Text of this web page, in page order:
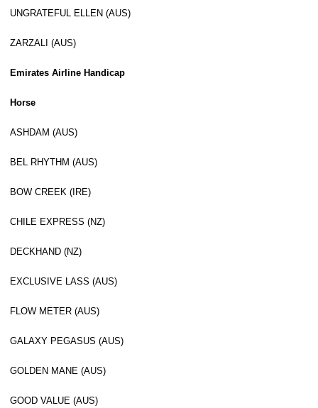
UNGRATEFUL ELLEN (AUS)
ZARZALI (AUS)
Emirates Airline Handicap
Horse
ASHDAM (AUS)
BEL RHYTHM (AUS)
BOW CREEK (IRE)
CHILE EXPRESS (NZ)
DECKHAND (NZ)
EXCLUSIVE LASS (AUS)
FLOW METER (AUS)
GALAXY PEGASUS (AUS)
GOLDEN MANE (AUS)
GOOD VALUE (AUS)